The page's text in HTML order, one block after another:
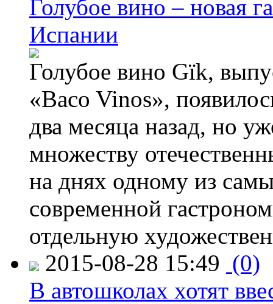
Голубое вино – новая
Испании
Голубое вино Gïk,
«Baco Vinos»,
два месяца назад, но
множеству
на днях одному из
современной
отдельную
2015-08-28 15:49 (0)
В автошколах хотят